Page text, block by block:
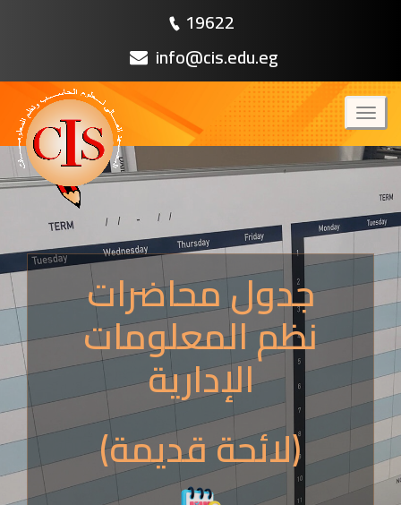
19622
info@cis.edu.eg
جدول محاضرات
نظم المعلومات
الإدارية
(لائحة قديمة)